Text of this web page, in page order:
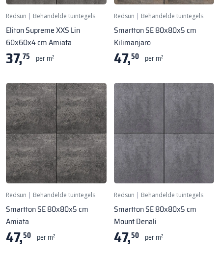
Redsun | Behandelde tuintegels
Eliton Supreme XXS Lin
60x60x4 cm Amiata
37,75 per m²
Redsun | Behandelde tuintegels
Smartton SE 80x80x5 cm
Kilimanjaro
47,50 per m²
Redsun | Behandelde tuintegels
Smartton SE 80x80x5 cm
Amiata
47,50 per m²
Redsun | Behandelde tuintegels
Smartton SE 80x80x5 cm
Mount Denali
47,50 per m²